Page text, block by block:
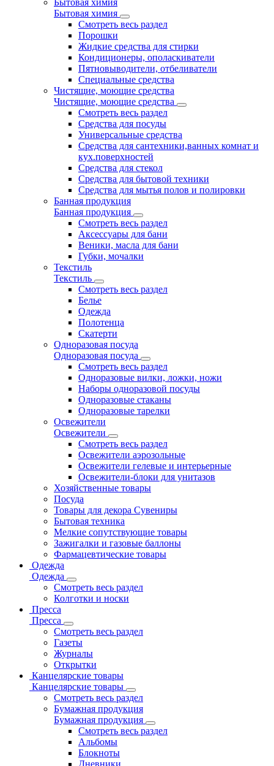
Бытовая химия
Бытовая химия
Смотреть весь раздел
Порошки
Жидкие средства для стирки
Кондиционеры, ополаскиватели
Пятновыводители, отбеливатели
Специальные средства
Чистящие, моющие средства
Чистящие, моющие средства
Смотреть весь раздел
Средства для посуды
Универсальные средства
Средства для сантехники,ванных комнат и
кух.поверхностей
Средства для стекол
Средства для бытовой техники
Средства для мытья полов и полировки
Банная продукция
Банная продукция
Смотреть весь раздел
Аксессуары для бани
Веники, масла для бани
Губки, мочалки
Текстиль
Текстиль
Смотреть весь раздел
Белье
Одежда
Полотенца
Скатерти
Одноразовая посуда
Одноразовая посуда
Смотреть весь раздел
Одноразовые вилки, ложки, ножи
Наборы одноразовой посуды
Одноразовые стаканы
Одноразовые тарелки
Освежители
Освежители
Смотреть весь раздел
Освежители аэрозольные
Освежители гелевые и интерьерные
Освежители-блоки для унитазов
Хозяйственные товары
Посуда
Товары для декора Сувениры
Бытовая техника
Мелкие сопутствующие товары
Зажигалки и газовые баллоны
Фармацевтические товары
Одежда
Одежда
Смотреть весь раздел
Колготки и носки
Пресса
Пресса
Смотреть весь раздел
Газеты
Журналы
Открытки
Канцелярские товары
Канцелярские товары
Смотреть весь раздел
Бумажная продукция
Бумажная продукция
Смотреть весь раздел
Альбомы
Блокноты
Дневники